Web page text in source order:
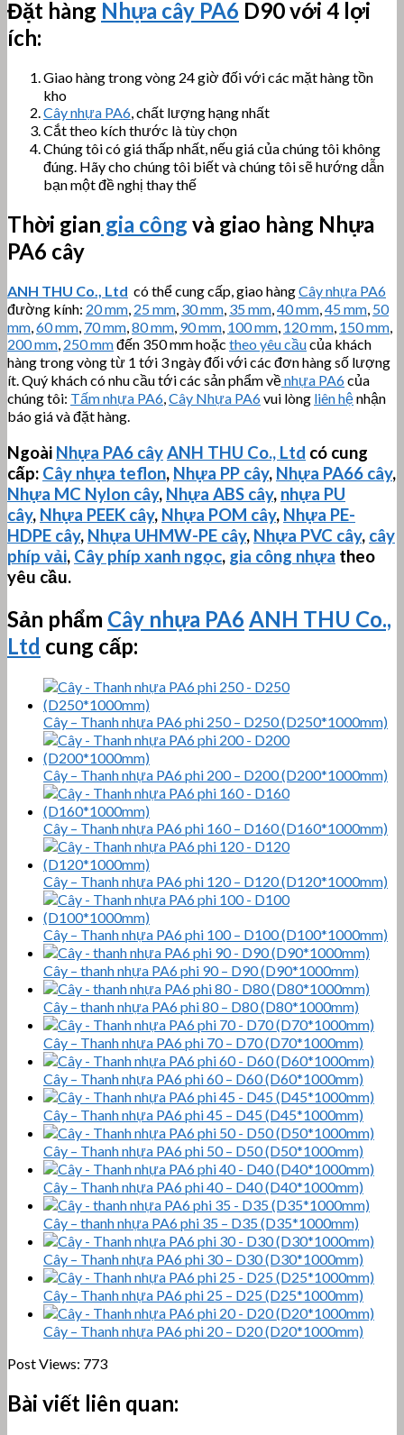
Đặt hàng Nhựa cây PA6 D90 với 4 lợi
ích:
Giao hàng trong vòng 24 giờ đối với các mặt hàng tồn
kho
Cây nhựa PA6 , chất lượng hạng nhất
Cắt theo kích thước là tùy chọn
Chúng tôi có giá thấp nhất, nếu giá của chúng tôi không
đúng. Hãy cho chúng tôi biết và chúng tôi sẽ hướng dẫn
bạn một đề nghị thay thế
Thời gian gia công và giao hàng Nhựa
PA6 cây
ANH THU Co., Ltd có thể cung cấp, giao hàngCây nhựa PA6
đường kính: 20 mm, 25 mm, 30 mm, 35 mm,40 mm,45 mm, 50
mm,60 mm, 70 mm,80 mm, 90 mm, 100 mm, 120 mm, 150 mm,
200 mm, 250 mmđến 350 mm hoặc theo yêu cầucủa khách
hàng trong vòng từ 1 tới 3 ngày đối với các đơn hàng số lượng
ít. Quý khách có nhu cầu tới các sản phẩm vềnhựa PA6của
chúng tôi: Tấm nhựa PA6,Cây Nhựa PA6vui lòng liên hệnhận
báo giá và đặt hàng.
Ngoài Nhựa PA6 câyANH THU Co., Ltd có cung
cấp: Cây nhựa teflon, Nhựa PP cây, Nhựa PA66 cây,
Nhựa MC Nylon cây, Nhựa ABS cây, nhựa PU
cây, Nhựa PEEK cây, Nhựa POM cây, Nhựa PE-
HDPE cây, Nhựa UHMW-PE cây, Nhựa PVC cây, cây
phíp vải, Cây phíp xanh ngọc, gia công nhựa theo
yêu cầu.
Sản phẩm Cây nhựa PA6 ANH THU Co.,
Ltd cung cấp:
Cây – Thanh nhựa PA6 phi 250 – D250 (D250*1000mm)
Cây – Thanh nhựa PA6 phi 200 – D200 (D200*1000mm)
Cây – Thanh nhựa PA6 phi 160 – D160 (D160*1000mm)
Cây – Thanh nhựa PA6 phi 120 – D120 (D120*1000mm)
Cây – Thanh nhựa PA6 phi 100 – D100 (D100*1000mm)
Cây – thanh nhựa PA6 phi 90 – D90 (D90*1000mm)
Cây – thanh nhựa PA6 phi 80 – D80 (D80*1000mm)
Cây – Thanh nhựa PA6 phi 70 – D70 (D70*1000mm)
Cây – Thanh nhựa PA6 phi 60 – D60 (D60*1000mm)
Cây – Thanh nhựa PA6 phi 45 – D45 (D45*1000mm)
Cây – Thanh nhựa PA6 phi 50 – D50 (D50*1000mm)
Cây – Thanh nhựa PA6 phi 40 – D40 (D40*1000mm)
Cây – thanh nhựa PA6 phi 35 – D35 (D35*1000mm)
Cây – Thanh nhựa PA6 phi 30 – D30 (D30*1000mm)
Cây – Thanh nhựa PA6 phi 25 – D25 (D25*1000mm)
Cây – Thanh nhựa PA6 phi 20 – D20 (D20*1000mm)
Post Views: 773
Bài viết liên quan: